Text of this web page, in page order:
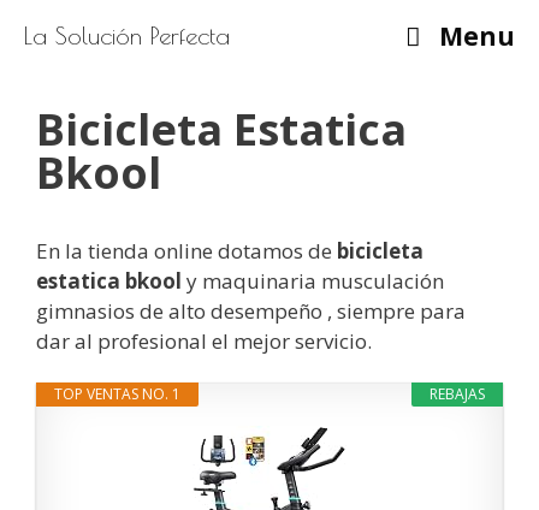
La Solución Perfecta Menu
Bicicleta Estatica
Bkool
En la tienda online dotamos de bicicleta
estatica bkool y maquinaria musculación
gimnasios de alto desempeño , siempre para
dar al profesional el mejor servicio.
REBAJAS
TOP VENTAS NO. 1